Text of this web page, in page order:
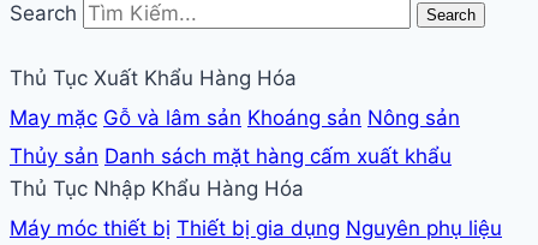
Search
Search
Thủ Tục Xuất Khẩu Hàng Hóa
May mặc Gỗ và lâm sản Khoáng sản Nông sản
Thủy sản Danh sách mặt hàng cấm xuất khẩu
Thủ Tục Nhập Khẩu Hàng Hóa
Máy móc thiết bị Thiết bị gia dụng Nguyên phụ liệu